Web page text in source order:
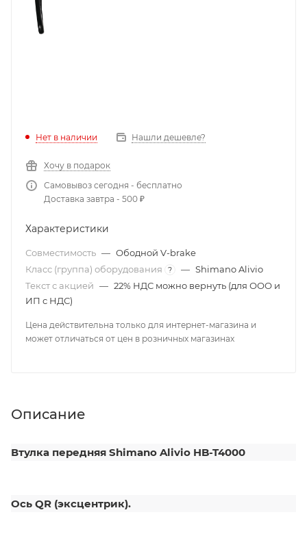
Нет в наличии Нашли дешевле?
Хочу в подарок
Самовывоз сегодня - бесплатно
Доставка завтра - 500 ₽
Характеристики
Совместимость — Ободной V-brake
Класс (группа) оборудования
? — Shimano Alivio
Текст с акцией — 22% НДС можно вернуть (для ООО и
ИП с НДС)
Цена действительна только для интернет-магазина и
может отличаться от цен в розничных магазинах
Описание
Втулка передняя Shimano Alivio HB-T4000
Ось QR (эксцентрик).